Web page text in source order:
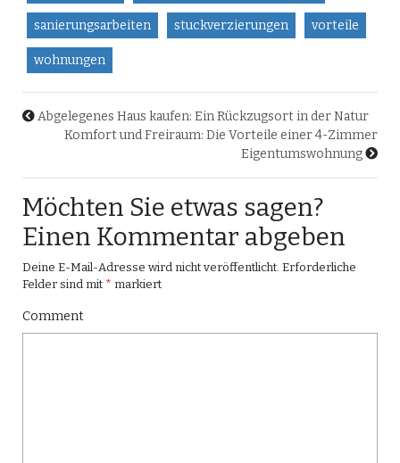
sanierungsarbeiten stuckverzierungen vorteile
wohnungen
Abgelegenes Haus kaufen: Ein Rückzugsort in der Natur
Komfort und Freiraum: Die Vorteile einer 4-Zimmer
Eigentumswohnung
Möchten Sie etwas sagen?
Einen Kommentar abgeben
Deine E-Mail-Adresse wird nicht veröffentlicht. Erforderliche
Felder sind mit * markiert
Comment